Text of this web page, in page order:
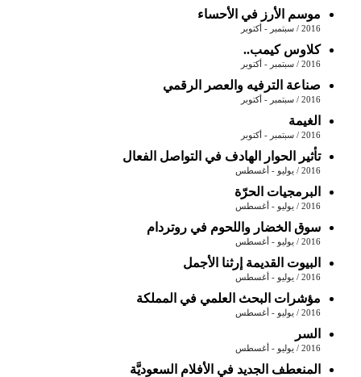
موسم الأرز في الأحساء
2016 / سبتمبر - أكتوبر
كلاوس كيمب..
2016 / سبتمبر - أكتوبر
صناعة الترفيه والعصر الرقمي
2016 / سبتمبر - أكتوبر
الغيمة
2016 / سبتمبر - أكتوبر
تأثير الحوار الهادف في التواصل الفعال
2016 / يوليو - أغسطس
البرمجيات الحرّة
2016 / يوليو - أغسطس
سوق الخضار واللحوم في روتردام
2016 / يوليو - أغسطس
البيوت القديمة إرثنا الأجمل
2016 / يوليو - أغسطس
مؤشرات البحث العلمي في المملكة
2016 / يوليو - أغسطس
السر
2016 / يوليو - أغسطس
المنعطف الجديد في الأفلام السعوديَّة